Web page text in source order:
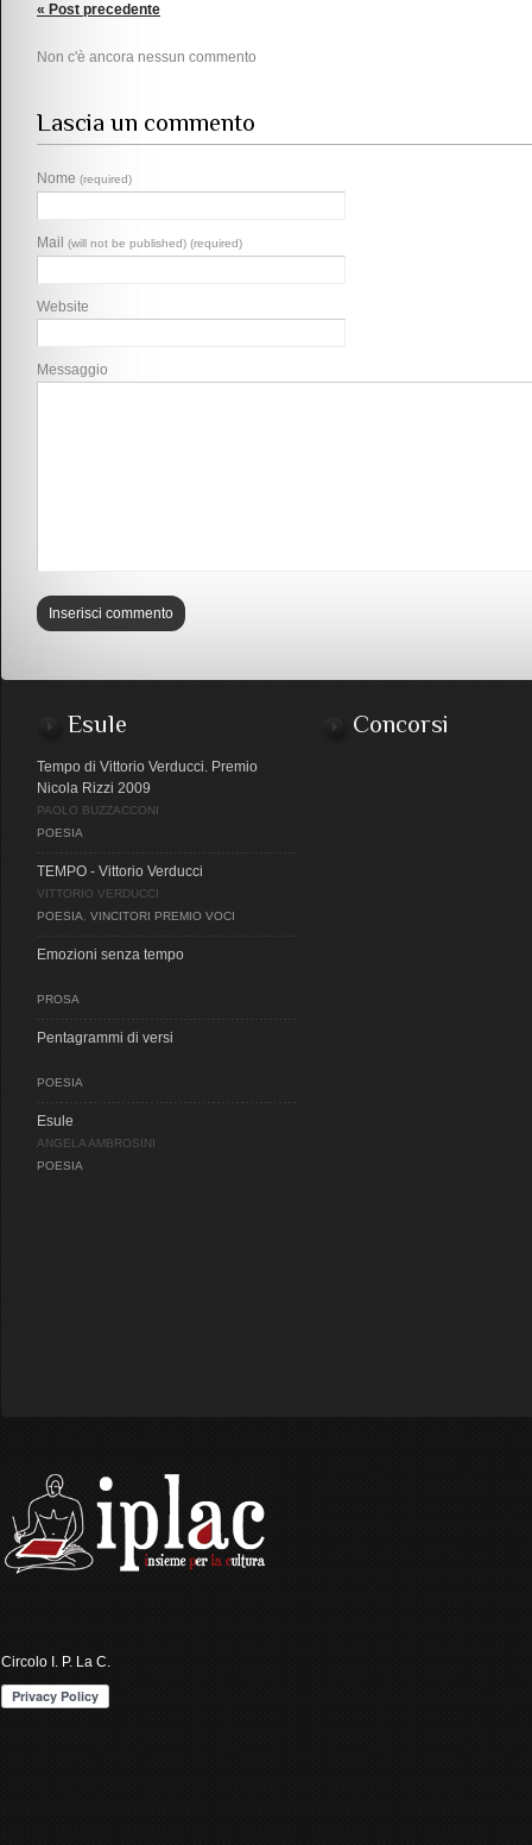
« Post precedente
Non c'è ancora nessun commento
Lascia un commento
Nome (required)
Mail (will not be published) (required)
Website
Messaggio
Esule
Tempo di Vittorio Verducci. Premio
Nicola Rizzi 2009
PAOLO BUZZACCONI
POESIA
TEMPO - Vittorio Verducci
VITTORIO VERDUCCI
POESIA
VINCITORI PREMIO VOCI
Emozioni senza tempo
PROSA
Pentagrammi di versi
POESIA
Esule
ANGELA AMBROSINI
POESIA
Concorsi
Circolo I. P. La C.